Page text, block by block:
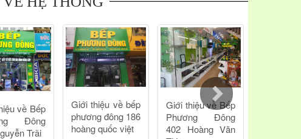
sách hậu mãi tốt nhất. Để được tư vấn và hỗ trợ
hoặc liên hệ số hotline của chúng tôi.